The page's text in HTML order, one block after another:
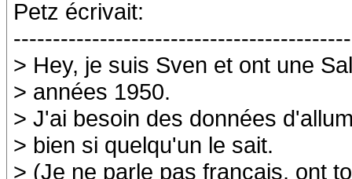
Petz écrivait:
> Hey, je suis Sven et ont une
> années 1950.
> J'ai besoin des données
> bien si quelqu'un le sait.
> (Je ne parle pas français, ont